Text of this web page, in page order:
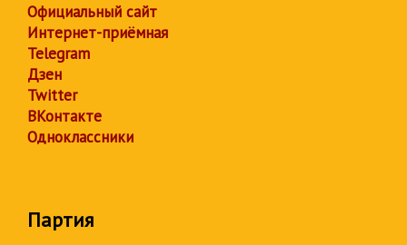
Официальный сайт
Интернет-приёмная
Telegram
Дзен
Twitter
ВКонтакте
Одноклассники
Партия